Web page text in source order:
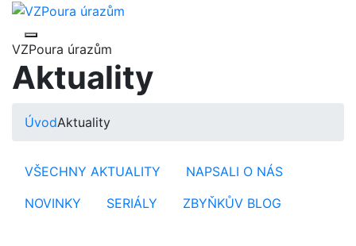
VZPoura úrazům
Aktuality
ÚvodAktuality
VŠECHNY AKTUALITY
NAPSALI O NÁS
NOVINKY
SERIÁLY ZBYŇKŮV BLOG